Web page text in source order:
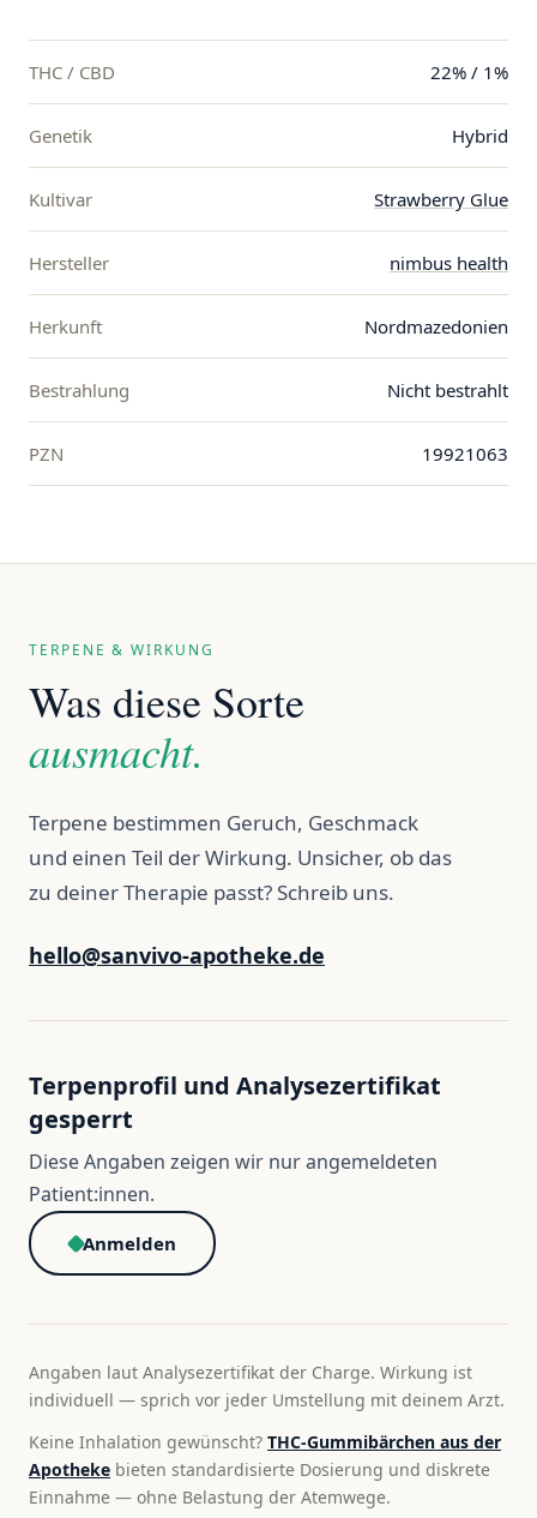
THC / CBD 22% / 1%
Genetik Hybrid
Kultivar Strawberry Glue
Hersteller nimbus health
Herkunft Nordmazedonien
Bestrahlung Nicht bestrahlt
PZN 19921063
TERPENE & WIRKUNG
Was diese Sorte
ausmacht.
Terpene bestimmen Geruch, Geschmack
und einen Teil der Wirkung. Unsicher, ob das
zu deiner Therapie passt? Schreib uns.
hello@sanvivo-apotheke.de
Terpenprofil und Analysezertifikat
gesperrt
Diese Angaben zeigen wir nur angemeldeten
Patient:innen.
Anmelden
Angaben laut Analysezertifikat der Charge. Wirkung ist
individuell — sprich vor jeder Umstellung mit deinem Arzt.
Keine Inhalation gewünscht? THC-Gummibärchen aus der
Apotheke bieten standardisierte Dosierung und diskrete
Einnahme — ohne Belastung der Atemwege.